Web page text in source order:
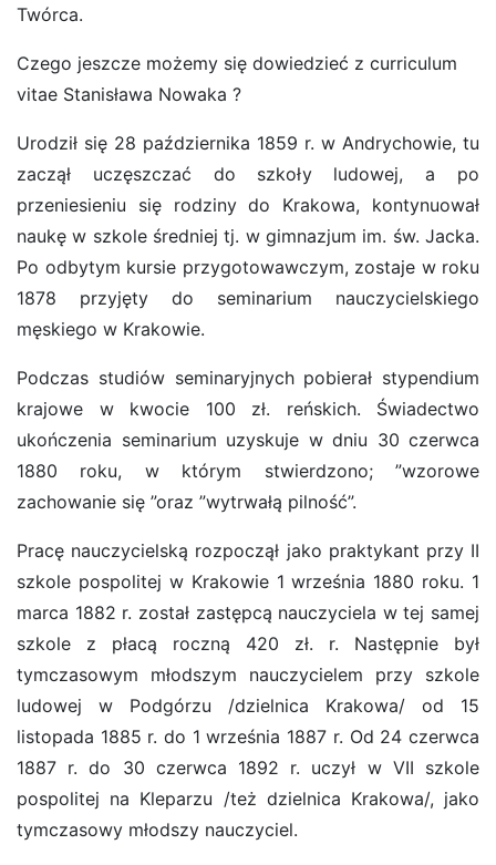
Twórca.
Czego jeszcze możemy się dowiedzieć z curriculum
vitae Stanisława Nowaka ?
Urodził się 28 października 1859 r. w Andrychowie, tu
zaczął uczęszczać do szkoły ludowej, a po
przeniesieniu się rodziny do Krakowa, kontynuował
naukę w szkole średniej tj. w gimnazjum im. św. Jacka.
Po odbytym kursie przygotowawczym, zostaje w roku
1878 przyjęty do seminarium nauczycielskiego
męskiego w Krakowie.
Podczas studiów seminaryjnych pobierał stypendium
krajowe w kwocie 100 zł. reńskich. Świadectwo
ukończenia seminarium uzyskuje w dniu 30 czerwca
1880 roku, w którym stwierdzono; ”wzorowe
zachowanie się ”oraz ”wytrwałą pilność”.
Pracę nauczycielską rozpoczął jako praktykant przy II
szkole pospolitej w Krakowie 1 września 1880 roku. 1
marca 1882 r. został zastępcą nauczyciela w tej samej
szkole z płacą roczną 420 zł. r. Następnie był
tymczasowym młodszym nauczycielem przy szkole
ludowej w Podgórzu /dzielnica Krakowa/ od 15
listopada 1885 r. do 1 września 1887 r. Od 24 czerwca
1887 r. do 30 czerwca 1892 r. uczył w VII szkole
pospolitej na Kleparzu /też dzielnica Krakowa/, jako
tymczasowy młodszy nauczyciel.